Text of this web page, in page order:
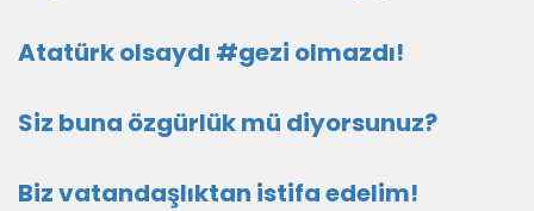
Atatürk olsaydı #gezi olmazdı!
Siz buna özgürlük mü diyorsunuz?
Biz vatandaşlıktan istifa edelim!